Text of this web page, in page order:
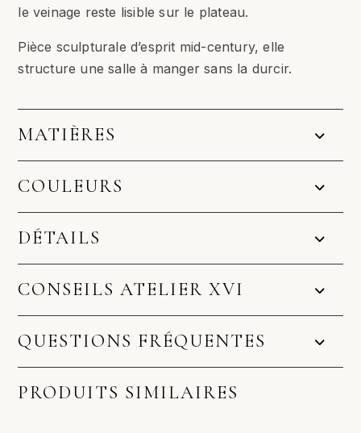
le veinage reste lisible sur le plateau.
Pièce sculpturale d’esprit mid-century, elle
structure une salle à manger sans la durcir.
MATIÈRES
COULEURS
DÉTAILS
CONSEILS ATELIER XVI
QUESTIONS FRÉQUENTES
PRODUITS SIMILAIRES